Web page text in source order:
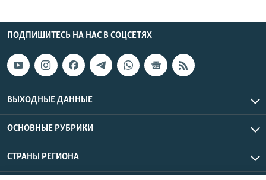
ПОДПИШИТЕСЬ НА НАС В СОЦСЕТЯХ
ВЫХОДНЫЕ ДАННЫЕ
ОСНОВНЫЕ РУБРИКИ
СТРАНЫ РЕГИОНА